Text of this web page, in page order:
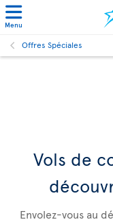
Menu
Offres Spéciales
Vols de
Envolez-vous au